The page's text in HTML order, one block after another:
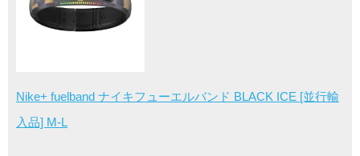
Nike+ fuelband ナイキフューエルバンド BLACK ICE [並行輸
入品] M-L